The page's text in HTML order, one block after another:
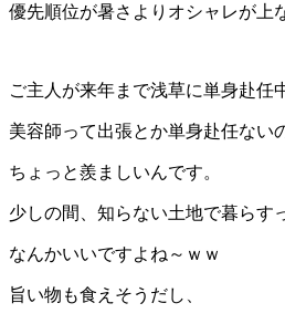
優先順位が暑さよりオシャレが上
ご主人が来年まで浅草に単身赴任
美容師って出張とか単身赴任ない
ちょっと羨ましいんです。
少しの間、知らない土地で暮らす
なんかいいですよね～ｗｗ
旨い物も食えそうだし、